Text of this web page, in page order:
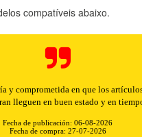
compatíveis abaixo.
y comprometida en que los
lleguen en buen estado y en
Fecha de publicación: 06-08-2026
Fecha de compra: 27-07-2026